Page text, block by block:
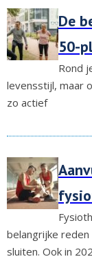
De
50-
Rond
levensstijl, maar
zo actief
belangrijke
sluiten. Ook in